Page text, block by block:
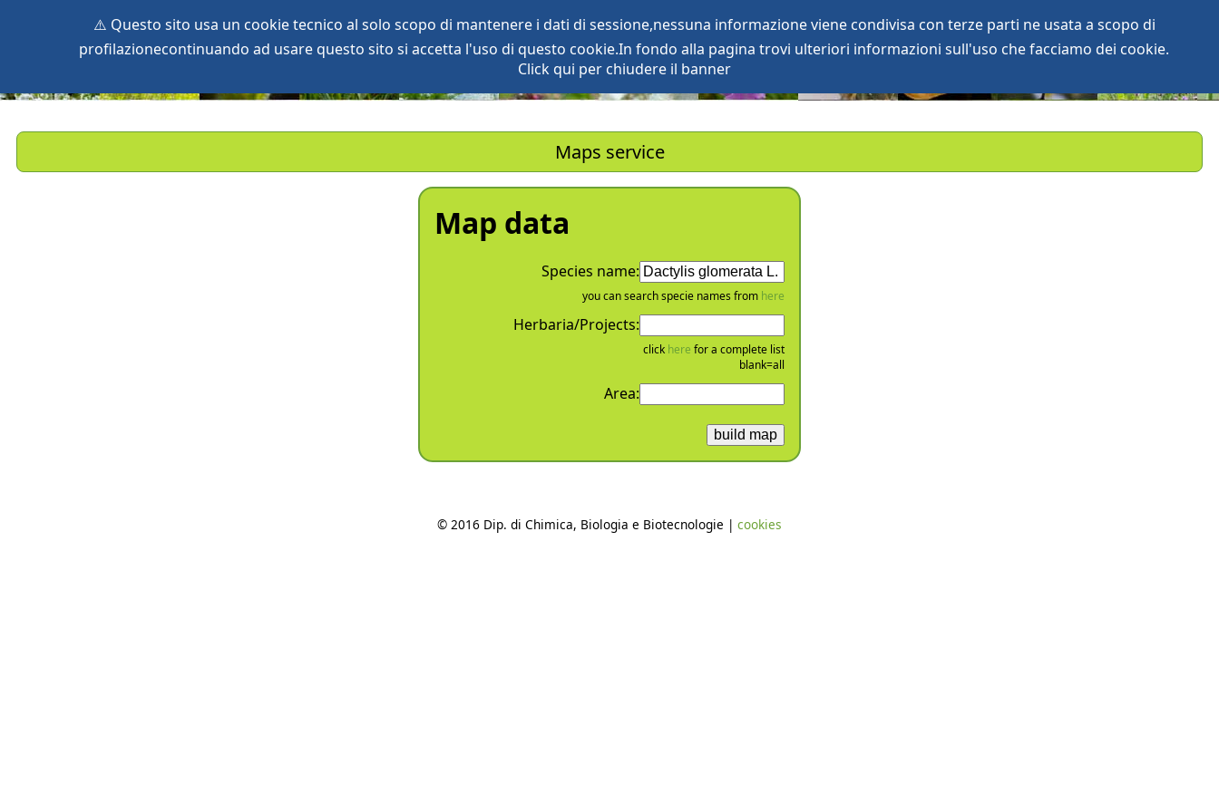
⚠️ Questo sito usa un cookie tecnico al solo scopo di mantenere i dati di sessione,nessuna informazione viene condivisa con terze parti ne usata a scopo di
profilazionecontinuando ad usare questo sito si accetta l'uso di questo cookie.In fondo alla pagina trovi ulteriori informazioni sull'uso che facciamo dei cookie.
Click qui per chiudere il banner
login
anArchive
Maps service
Map data
Species name:
you can search specie names from here
Herbaria/Projects:
click here for a complete list
blank=all
Area:
© 2016 Dip. di Chimica, Biologia e Biotecnologie | cookies